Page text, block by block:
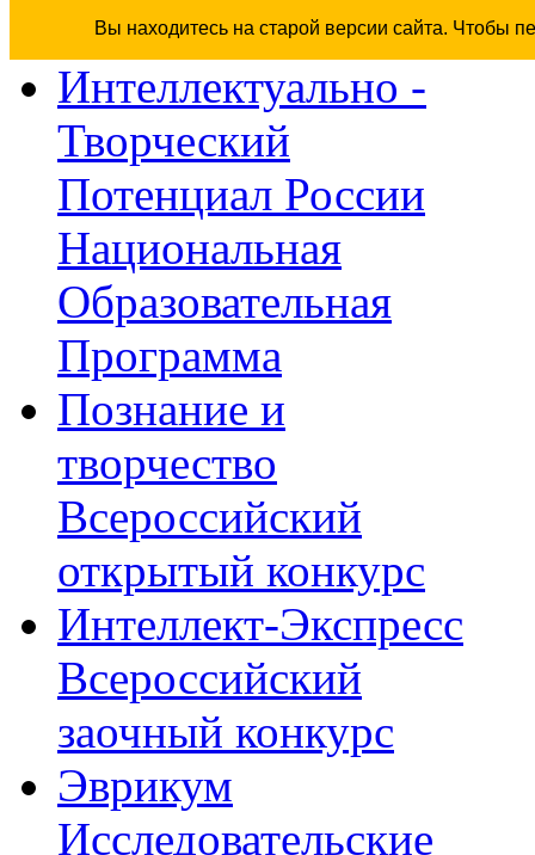
Вы находитесь на старой версии сайта. Чтобы
Интеллектуально -
Творческий
Потенциал России
Национальная
Образовательная
Программа
Познание и
творчество
Всероссийский
открытый конкурс
Интеллект-Экспресс
Всероссийский
заочный конкурс
Эврикум
Исследовательские